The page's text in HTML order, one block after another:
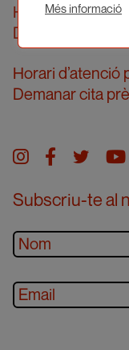
Horari d’atenció
De dilluns a
Horari d’atenció
Demanar cita
Instagram
facebook
twitter
Subscriu-te al
Més informació